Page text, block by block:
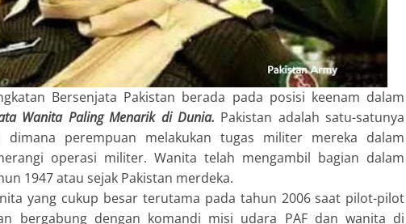
Bersenjata Pakistan berada pada posisi keenam dalam
Wanita Paling Menarik di Dunia. Pakistan adalah satu-satunya
perempuan melakukan tugas militer mereka dalam
operasi militer. Wanita telah mengambil bagian dalam
1947 atau sejak Pakistan merdeka.
yang cukup besar terutama pada tahun 2006 saat pilot-pilot
bergabung dengan komandi misi udara PAF dan wanita di